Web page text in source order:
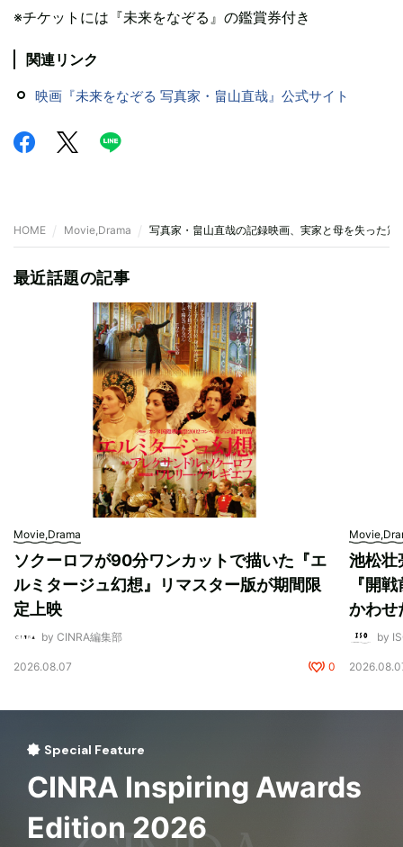
※チケットには『未来をなぞる』の鑑賞券付き
関連リンク
映画『未来をなぞる 写真家・畠山直哉』公式サイト
HOME Movie,Drama 写真家・畠山直哉の記録映画、実家と母を失った震
最近話題の記事
Movie,Drama
ソクーロフが90分ワンカットで描いた『エ
ルミタージュ幻想』リマスター版が期間限
定上映
by CINRA編集部
2026.08.07 0
池松壮
『開
かわせ
by
Special Feature
CINRA Inspiring Awards
Edition 2026